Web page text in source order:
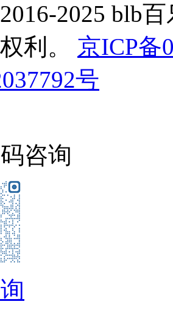
2025 blb百
利。
京ICP备
号
咨询